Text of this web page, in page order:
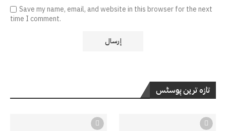
Save my name, email, and website in this browser for the next
time I comment.
تازہ ترین پوسٹس